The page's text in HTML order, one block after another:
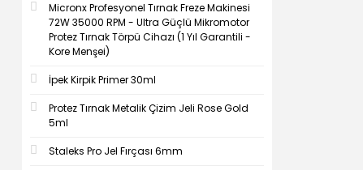
Micronx Profesyonel Tırnak Freze Makinesi
72W 35000 RPM - Ultra Güçlü Mikromotor
Protez Tırnak Törpü Cihazı (1 Yıl Garantili -
Kore Menşei)
İpek Kirpik Primer 30ml
Protez Tırnak Metalik Çizim Jeli Rose Gold
5ml
Staleks Pro Jel Fırçası 6mm